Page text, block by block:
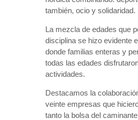
también, ocio y solidaridad.
La mezcla de edades que
disciplina se hizo evidente
donde familias enteras y
todas las edades
actividades.
Destacamos la
veinte empresas que
tanto la bolsa del